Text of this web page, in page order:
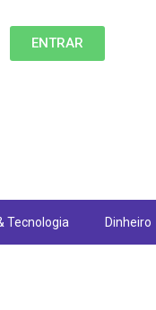
ENTRAR
Tecnologia Dinheiro